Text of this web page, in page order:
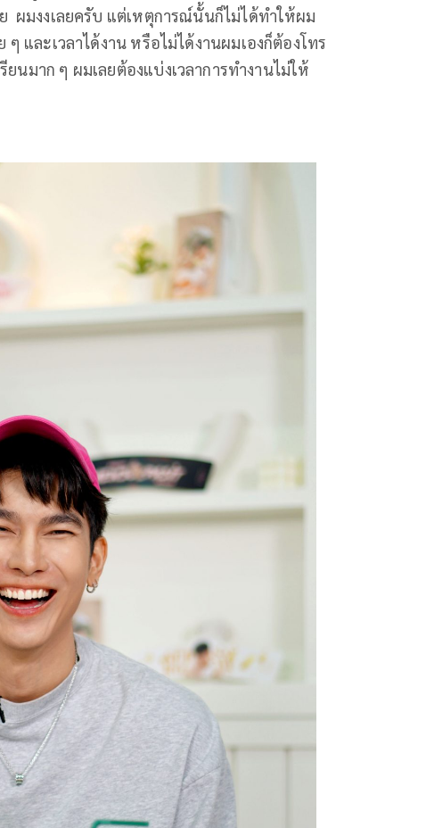
ผมงงเลยครับ แต่เหตุการณ์นั้นก็ไม่ได้ทำให้ผม
และเวลาได้งาน หรือไม่ได้งานผมเองก็ต้องโทร
นมาก ๆ ผมเลยต้องแบ่งเวลาการทำงานไม่ให้